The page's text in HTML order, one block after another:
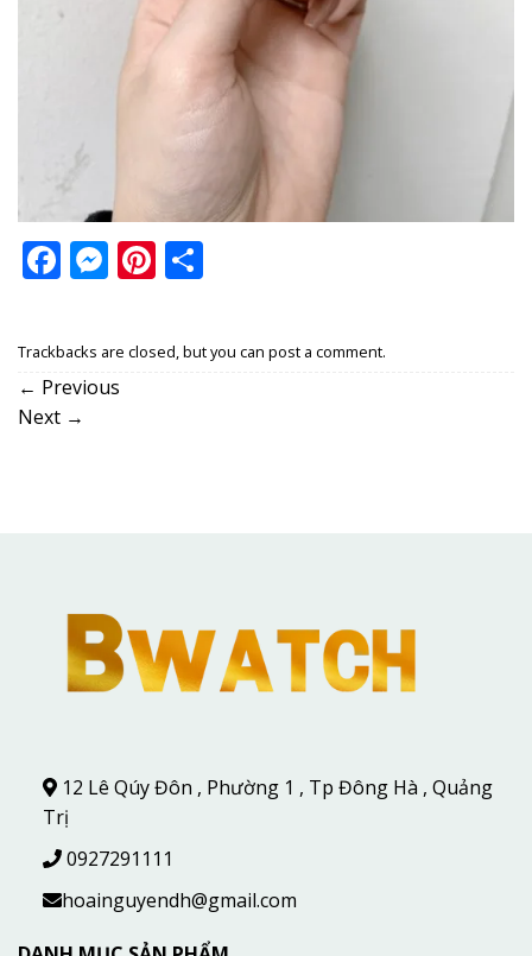
Facebook
Messenger
Pinterest
Trackbacks are closed, but you can post a comment.
← Previous
Next →
12 Lê Qúy Đôn , Phường 1 , Tp Đông Hà , Quảng
Trị
0927291111
hoainguyendh@gmail.com